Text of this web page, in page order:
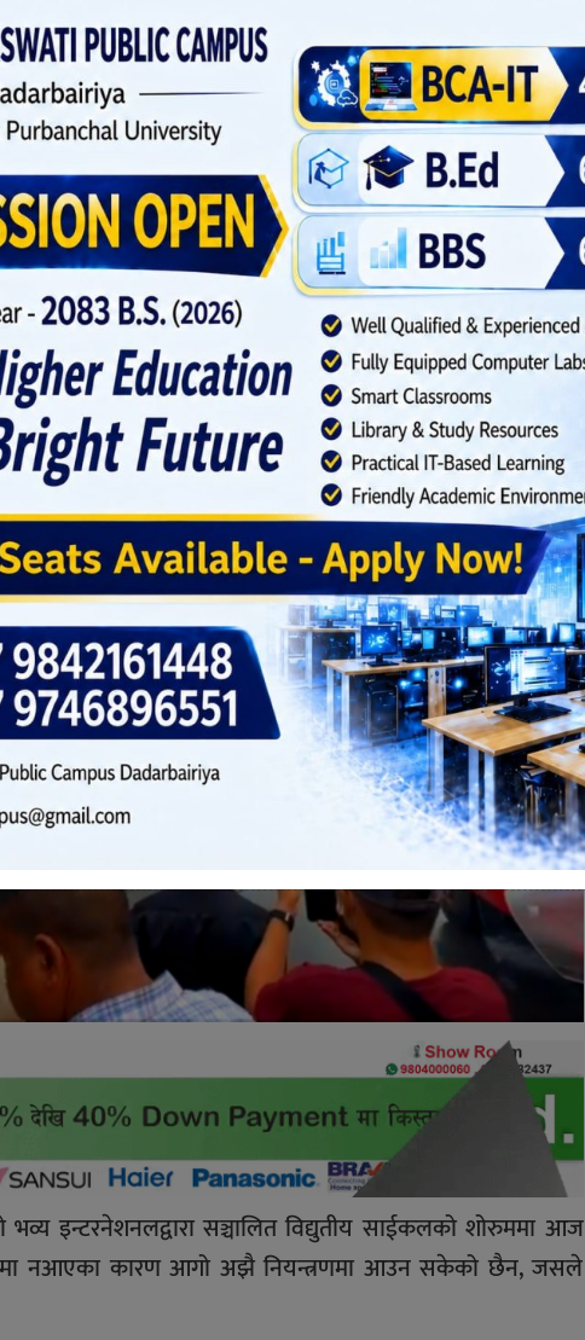
पसलहरू जोखिममा
इन्टरनेशनलद्वारा सञ्चालित विद्युतीय साईकलको शोरुममा आज
नआएका कारण आगो अझै नियन्त्रणमा आउन सकेको छैन, जसले